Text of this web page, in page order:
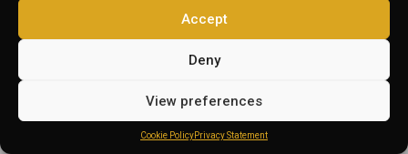
Accept
Deny
View preferences
Cookie PolicyPrivacy Statement